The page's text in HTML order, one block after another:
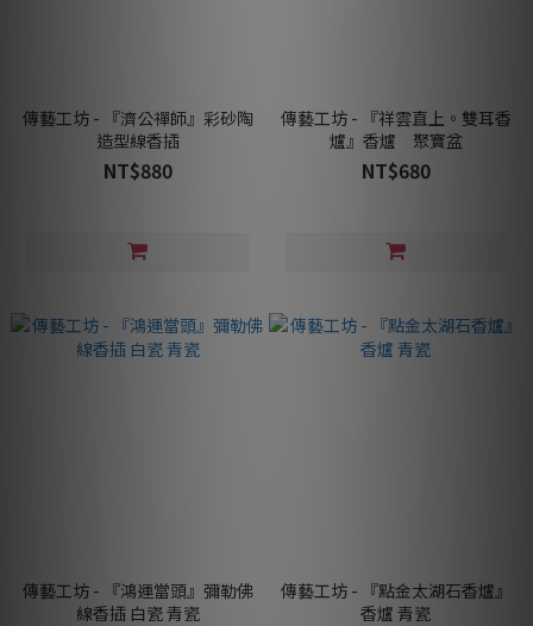
傳藝工坊 - 『濟公禪師』彩砂陶
造型線香插
NT$880
傳藝工坊 - 『祥雲直上。雙耳香
爐』香爐 聚寶盆
NT$680
傳藝工坊 - 『鴻運當頭』彌勒佛
線香插 白瓷 青瓷
傳藝工坊 - 『點金太湖石香爐』
香爐 青瓷